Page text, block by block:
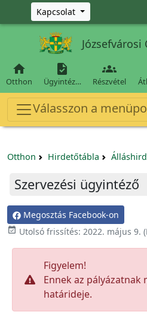
Ugrás a fő tartalomra
Kapcsolat

Otthon

Ügyintéz…

Részvétel
Válasszon a
Otthon Hirdetőtábla
Szervezési ügyintéző
Megosztás Facebook-on
 Utolsó frissítés: 2022. május 9.
Figyelem!
Ennek az pályázatnak
határideje.